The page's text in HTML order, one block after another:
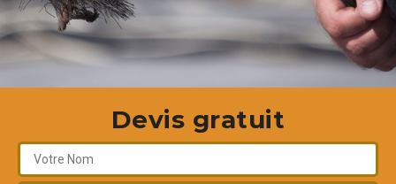
Devis gratuit